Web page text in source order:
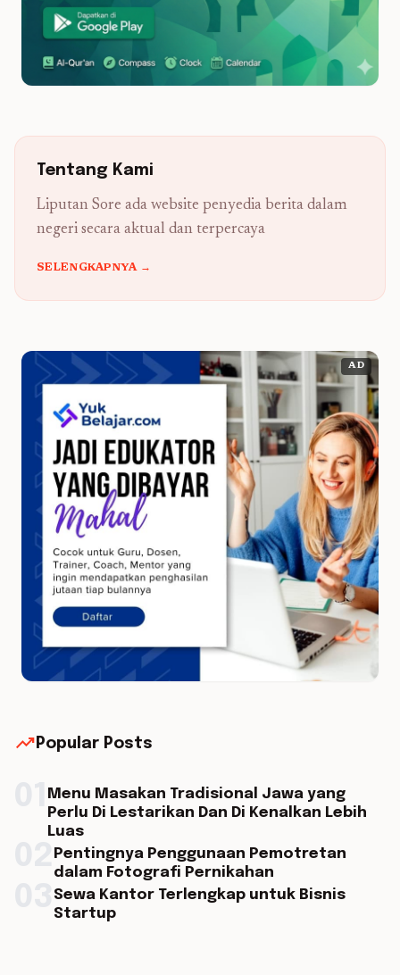
Tentang Kami
Liputan Sore ada website penyedia berita dalam
negeri secara aktual dan terpercaya
SELENGKAPNYA →
AD
trending_up Popular Posts
Menu Masakan Tradisional Jawa yang
Perlu Di Lestarikan Dan Di Kenalkan Lebih
Luas
Pentingnya Penggunaan Pemotretan
dalam Fotografi Pernikahan
Sewa Kantor Terlengkap untuk Bisnis
Startup